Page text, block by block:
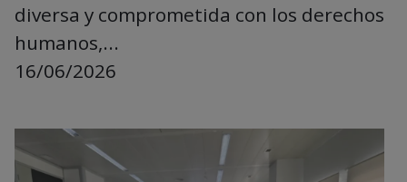
diversa y comprometida con los derechos
humanos,...
16/06/2026